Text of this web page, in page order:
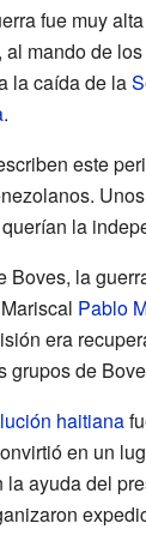
fue muy
, al mando de
la caída de la
.
este
la
Boves, la
Pablo
era
grupos de
haitiana
en un
ayuda del